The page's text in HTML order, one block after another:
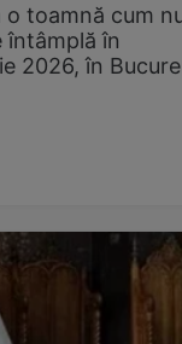
toamnă cum
întâmplă în
2026, în